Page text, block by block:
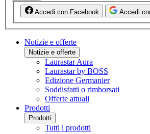
Accedi con Facebook Accedi
Notizie e offerte
Notizie e offerte
Laurastar Aura
Laurastar by BOSS
Edizione Germanier
Soddisfatti o rimborsati
Offerte attuali
Prodotti
Prodotti
Tutti i prodotti